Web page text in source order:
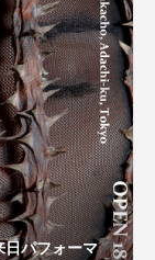
日パフォーマ